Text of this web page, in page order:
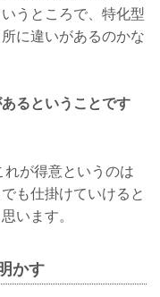
うところで、特化型
に違いがあるのかな
るということです
が得意というのは
も仕掛けていけると
います。
かす